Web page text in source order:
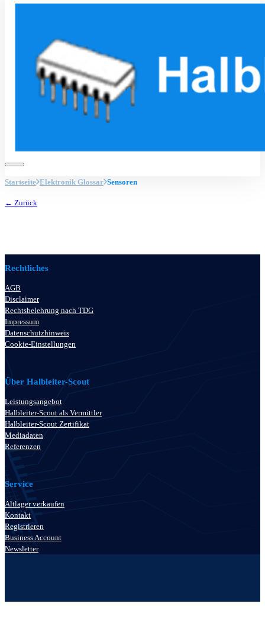
Startseite Elektronik Glossar Sensoren
← Zurück
Rechtliches
AGB
Disclaimer
Rechtsbelehrung nach TDG
Impressum
Datenschutzhinweis
Cookie-Einstellungen
Über Halbleiter-Scout
Leistungsangebot
Halbleiter-Scout als Vermittler
Halbleiter-Scout Zertifikat
Mediadaten
Referenzen
Service
Altlager verkaufen
Kontakt
Registrieren
Business Account
Newsletter